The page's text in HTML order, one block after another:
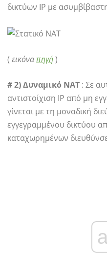
δικτύων IP με
( εικόναπηγή)
# 2) Δυναμικό NAT : Σε
αντιστοίχιση IP από μη
γίνεται με τη μοναδική
εγγεγραμμένου δικτύου
καταχωρημένων